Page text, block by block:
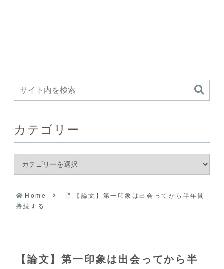
カテゴリー
Home
【論文】第一印象は出会ってから半年間
持続する
【論文】第一印象は出会ってから半